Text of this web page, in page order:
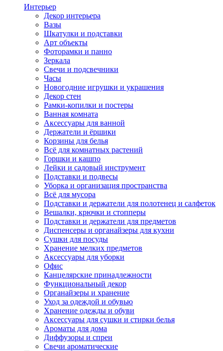
Интерьер
Декор интерьера
Вазы
Шкатулки и подставки
Арт объекты
Фоторамки и панно
Зеркала
Свечи и подсвечники
Часы
Новогодние игрушки и украшения
Декор стен
Рамки-копилки и постеры
Ванная комната
Аксессуары для ванной
Держатели и ёршики
Корзины для белья
Всё для комнатных растений
Горшки и кашпо
Лейки и садовый инструмент
Подставки и подвесы
Уборка и организация пространства
Всё для мусора
Подставки и держатели для полотенец и салфеток
Вешалки, крючки и стопперы
Подставки и держатели для предметов
Диспенсеры и органайзеры для кухни
Сушки для посуды
Хранение мелких предметов
Аксессуары для уборки
Офис
Канцелярские принадлежности
Функциональный декор
Органайзеры и хранение
Уход за одеждой и обувью
Хранение одежды и обуви
Аксессуары для сушки и стирки белья
Ароматы для дома
Диффузоры и спреи
Свечи ароматические